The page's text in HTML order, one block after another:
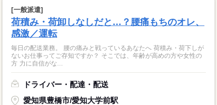
[一般派遣]
荷積み・荷卸しなしだと…？腰痛もちのオレ、
感激／運転
毎日の配送業務。 腰の痛みと戦っているあなたへ 荷積み・荷下しが
ないお仕事ってご存知ですか？ そこでは、年齢が高めの方や女性の
方 力に自信がな...
ドライバー・配達・配送
愛知県豊橋市/愛知大学前駅